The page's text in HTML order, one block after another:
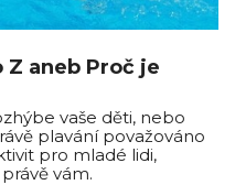
Z aneb Proč je
vaše děti, nebo
plavání považováno
pro mladé lidi,
vám.